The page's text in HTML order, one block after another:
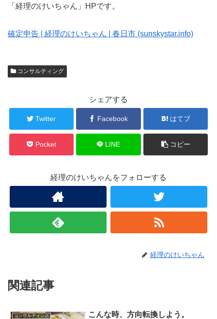
「経理のけいちゃん」HPです。
確定申告 | 経理のけいちゃん | 春日市 (sunskystar.info)
コンサルティング
シェアする
Twitter Facebook はてブ
Pocket LINE コピー
経理のけいちゃんをフォローする
経理のけいちゃん
関連記事
コンサルティング こんな時、方向転換しよう。